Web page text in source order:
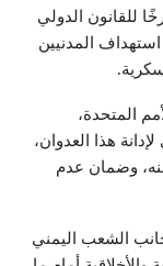
للقانون الدولي
المدنيين
المتحدة،
هذا العدوان،
وضمان عدم
الشعب اليمني